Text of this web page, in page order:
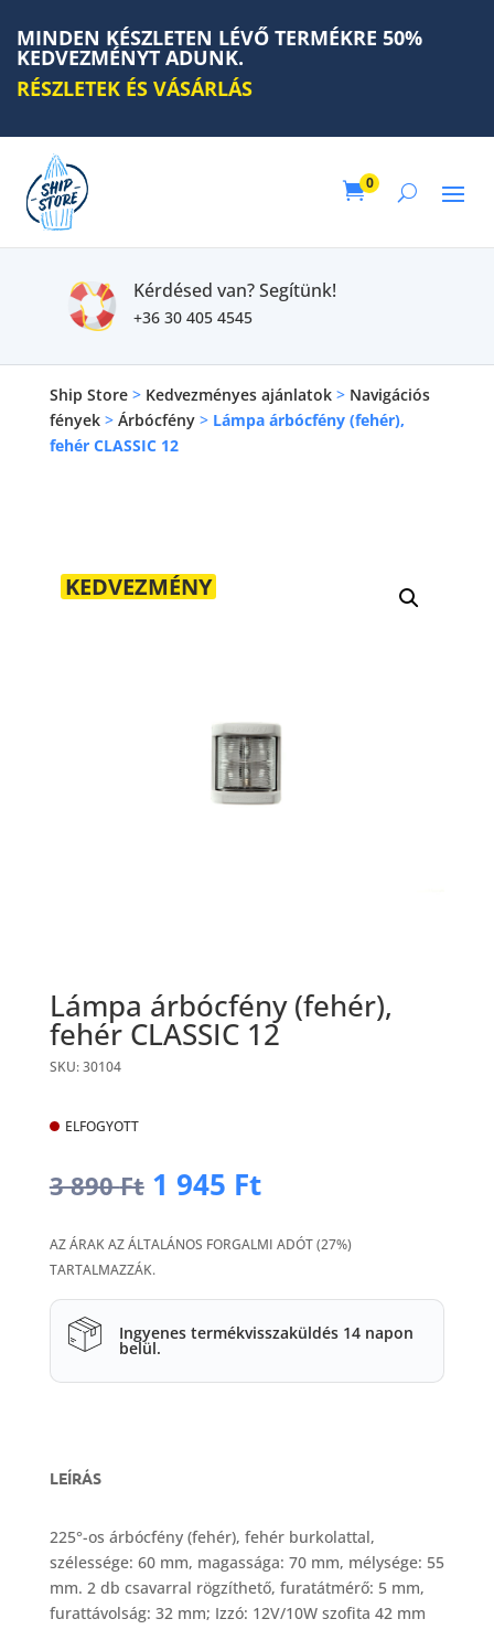
MINDEN KÉSZLETEN LÉVŐ TERMÉKRE 50%
KEDVEZMÉNYT ADUNK.
RÉSZLETEK ÉS VÁSÁRLÁS
0
Kérdésed van? Segítünk!
+36 30 405 4545
Ship Store> Kedvezményes ajánlatok> Navigációs
fények> Árbócfény> Lámpa árbócfény (fehér),
fehér CLASSIC 12
KEDVEZMÉNY
Lámpa árbócfény (fehér),
fehér CLASSIC 12
SKU: 30104
ELFOGYOTT
3 890Ft Original
price
was:
3
890 Ft.
1 945 FtCurrent
price
is:
1
AZ ÁRAK AZ ÁLTALÁNOS FORGALMI ADÓT (27%)
TARTALMAZZÁK.
Ingyenes termékvisszaküldés 14 napon
belül.
LEÍRÁS
225°-os árbócfény (fehér), fehér burkolattal,
szélessége: 60 mm, magassága: 70 mm, mélysége: 55
mm. 2 db csavarral rögzíthető, furatátmérő: 5 mm,
furattávolság: 32 mm; Izzó: 12V/10W szofita 42 mm